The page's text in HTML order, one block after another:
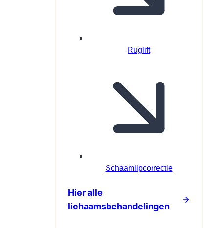
Ruglift
Schaamlipcorrectie
Hier alle
lichaamsbehandelingen